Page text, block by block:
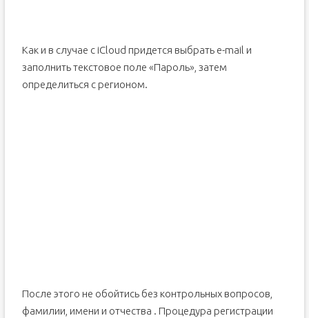
Как и в случае с iCloud придется выбрать e-mail и
заполнить текстовое поле «Пароль», затем
определиться с регионом.
После этого не обойтись без контрольных вопросов,
фамилии, имени и отчества . Процедура регистрации